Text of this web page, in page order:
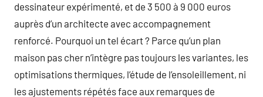
dessinateur expérimenté, et de 3 500 à 9 000 euros
auprès d’un architecte avec accompagnement
renforcé. Pourquoi un tel écart ? Parce qu’un plan
maison pas cher n’intègre pas toujours les variantes, les
optimisations thermiques, l’étude de l’ensoleillement, ni
les ajustements répétés face aux remarques de